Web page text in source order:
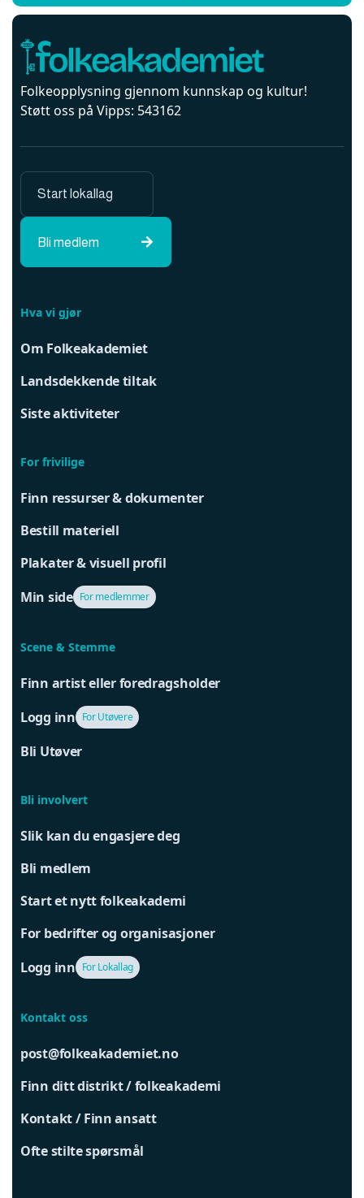
Folkeopplysning gjennom kunnskap og kultur!
Støtt oss på Vipps: 543162
Bli medlem 
Start lokallag
Hva vi gjør
Om Folkeakademiet
Landsdekkende tiltak
Siste aktiviteter
For frivilige
Finn ressurser & dokumenter
Bestill materiell
Plakater & visuell profil
Min side For medlemmer
Scene & Stemme
Finn artist eller foredragsholder
Logg inn For Utøvere
Bli Utøver
Bli involvert
Slik kan du engasjere deg
Bli medlem
Start et nytt folkeakademi
For bedrifter og organisasjoner
Logg inn For Lokallag
Kontakt oss
post@folkeakademiet.no
Finn ditt distrikt / folkeakademi
Kontakt / Finn ansatt
Ofte stilte spørsmål